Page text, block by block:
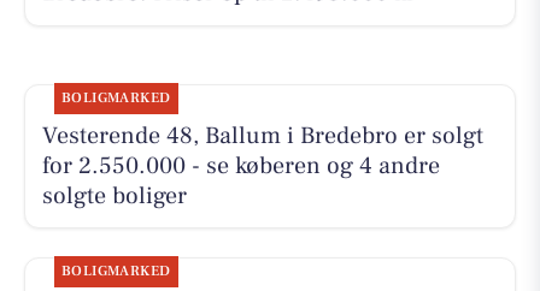
BOLIGMARKED
Vesterende 48, Ballum i Bredebro er solgt
for 2.550.000 - se køberen og 4 andre
solgte boliger
BOLIGMARKED